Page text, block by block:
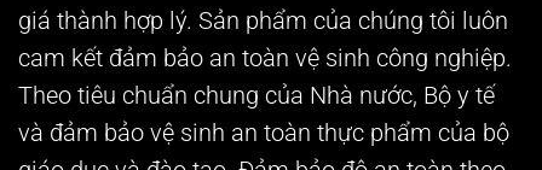
giá thành hợp lý. Sản phẩm của chúng tôi luôn
cam kết đảm bảo an toàn vệ sinh công nghiệp.
Theo tiêu chuẩn chung của Nhà nước, Bộ y tế
và đảm bảo vệ sinh an toàn thực phẩm của bộ